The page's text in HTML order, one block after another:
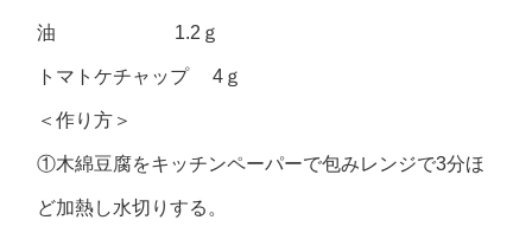
油 1.2ｇ
トマトケチャップ 4ｇ
＜作り方＞
①木綿豆腐をキッチンペーパーで包みレンジで3分ほ
ど加熱し水切りする。